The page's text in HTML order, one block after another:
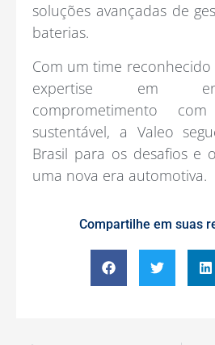
soluções avançadas de
baterias.
Com um time
expertise em
comprometimento
sustentável, a Valeo
Brasil para os desafios e
uma nova era automotiva.
Compartilhe em suas